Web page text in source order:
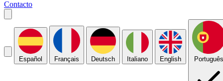
Contacto
Español Français Deutsch Italiano English Português